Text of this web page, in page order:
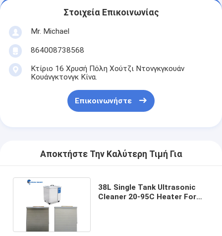
Στοιχεία Επικοινωνίας
Mr. Michael
864008738568
Κτίριο 16 Χρυσή Πόλη Χούτζι Ντονγκγκουάν
Κουάνγκτονγκ Κίνα.
Επικοινωνήστε
Αποκτήστε Την Καλύτερη Τιμή Για
38L Single Tank Ultrasonic
Cleaner 20-95C Heater For